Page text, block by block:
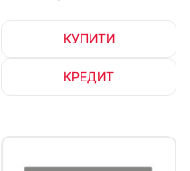
КУПИТИ
КРЕДИТ